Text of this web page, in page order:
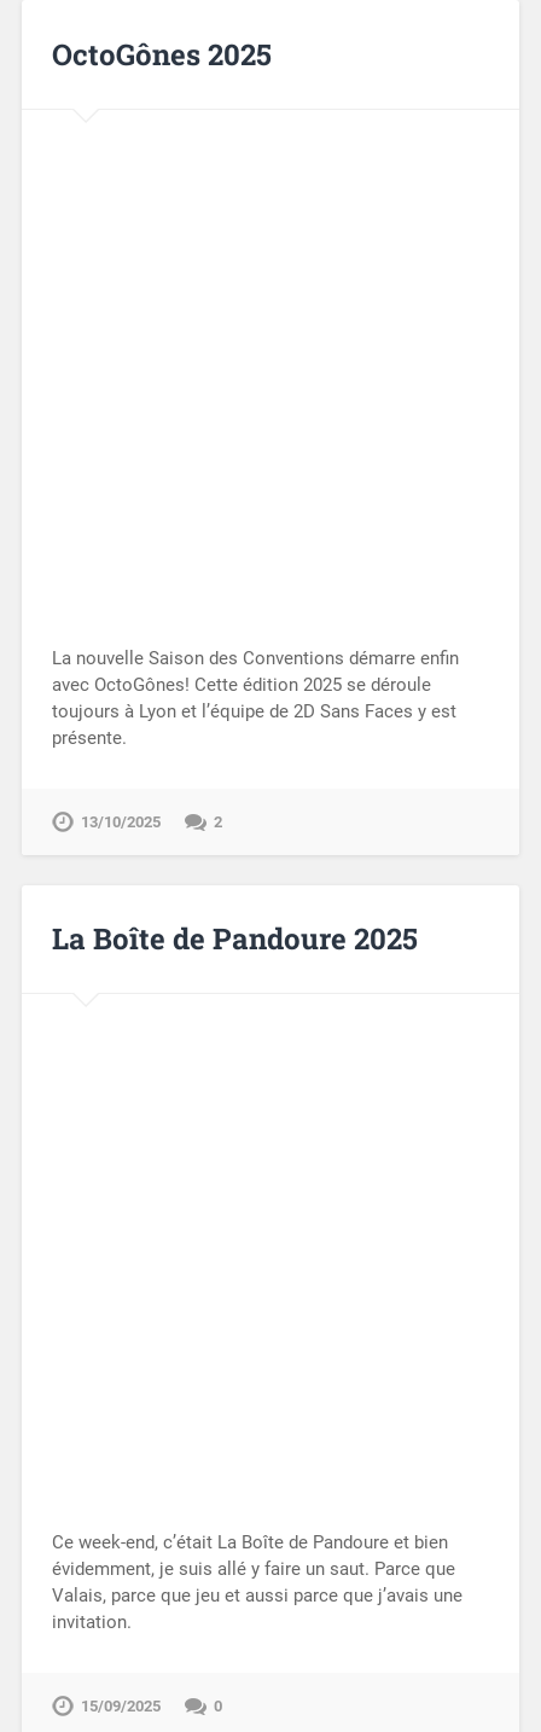
OctoGônes 2025
La nouvelle Saison des Conventions démarre enfin
avec OctoGônes! Cette édition 2025 se déroule
toujours à Lyon et l’équipe de 2D Sans Faces y est
présente.
13/10/2025 2
La Boîte de Pandoure 2025
Ce week-end, c’était La Boîte de Pandoure et bien
évidemment, je suis allé y faire un saut. Parce que
Valais, parce que jeu et aussi parce que j’avais une
invitation.
15/09/2025 0